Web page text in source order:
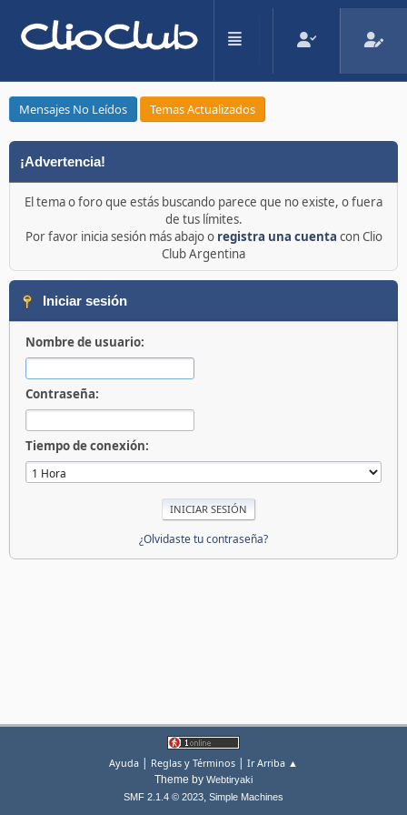
Mensajes No Leídos Temas Actualizados
¡Advertencia!
El tema o foro que estás buscando parece que no existe, o fuera
de tus límites.
Por favor inicia sesión más abajo o registra una cuenta con Clio
Club Argentina
Iniciar sesión
Nombre de usuario:
Contraseña:
Tiempo de conexión:
¿Olvidaste tu contraseña?
Ayuda | Reglas y Términos | Ir Arriba ▲
Theme by Webtiryaki
SMF 2.1.4 © 2023, Simple Machines